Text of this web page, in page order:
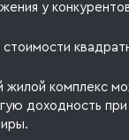
у
жилой комплекс
доходность при